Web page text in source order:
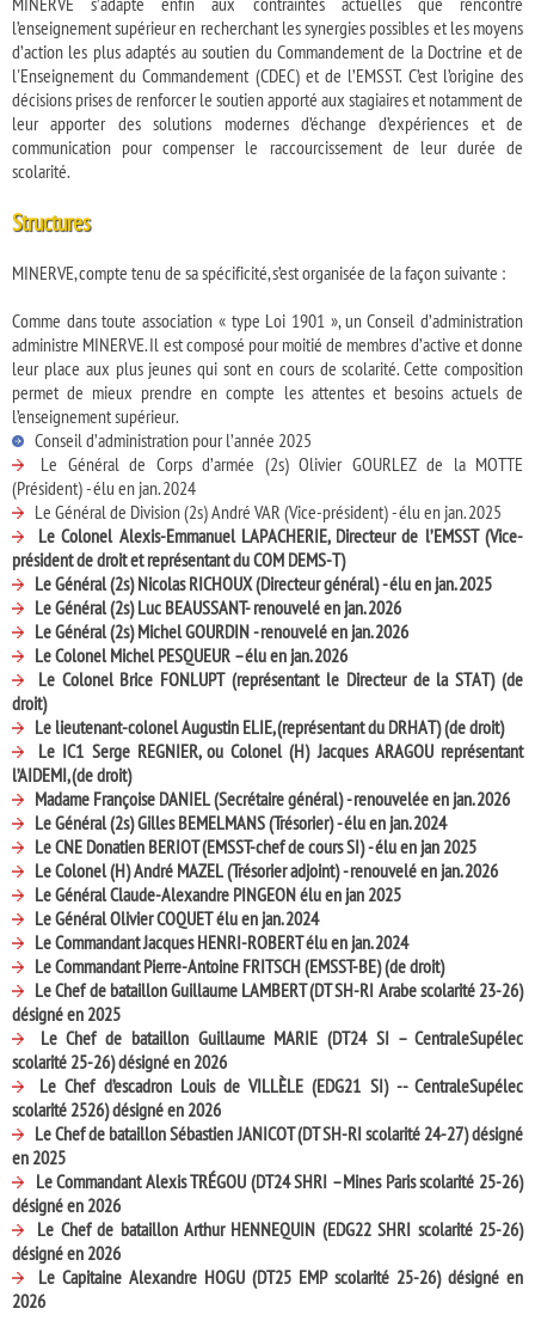
l’enseignement supérieur en recherchant les synergies possibles et les moyens
d’action les plus adaptés au soutien du Commandement de la Doctrine et de
l'Enseignement du Commandement (CDEC) et de l’EMSST. C’est l’origine des
décisions prises de renforcer le soutien apporté aux stagiaires et notamment de
leur apporter des solutions modernes d’échange d’expériences et de
communication pour compenser le raccourcissement de leur durée de
scolarité.
Structures
MINERVE, compte tenu de sa spécificité, s’est organisée de la façon suivante :
Comme dans toute association « type Loi 1901 », un Conseil d’administration
administre MINERVE. Il est composé pour moitié de membres d’active et donne
leur place aux plus jeunes qui sont en cours de scolarité. Cette composition
permet de mieux prendre en compte les attentes et besoins actuels de
l’enseignement supérieur.
Conseil d’administration pour l’année 2025
Le Général de Corps d’armée (2s) Olivier GOURLEZ de la MOTTE
(Président) - élu en jan. 2024
Le Général de Division (2s) André VAR (Vice-président) - élu en jan. 2025
Le Colonel Alexis-Emmanuel LAPACHERIE, Directeur de l’EMSST (Vice-
président de droit et représentant du COM DEMS-T)
Le Général (2s) Nicolas RICHOUX (Directeur général) - élu en jan. 2025
Le Général (2s) Luc BEAUSSANT- renouvelé en jan. 2026
Le Général (2s) Michel GOURDIN - renouvelé en jan. 2026
Le Colonel Michel PESQUEUR – élu en jan. 2026
Le Colonel Brice FONLUPT (représentant le Directeur de la STAT) (de
droit)
Le lieutenant-colonel Augustin ELIE, (représentant du DRHAT) (de droit)
Le IC1 Serge REGNIER, ou Colonel (H) Jacques ARAGOU représentant
l’AIDEMI, (de droit)
Madame Françoise DANIEL (Secrétaire général) - renouvelée en jan. 2026
Le Général (2s) Gilles BEMELMANS (Trésorier) - élu en jan. 2024
Le CNE Donatien BERIOT (EMSST-chef de cours SI) - élu en jan 2025
Le Colonel (H) André MAZEL (Trésorier adjoint) - renouvelé en jan. 2026
Le Général Claude-Alexandre PINGEON élu en jan 2025
Le Général Olivier COQUET élu en jan. 2024
Le Commandant Jacques HENRI-ROBERT élu en jan. 2024
Le Commandant Pierre-Antoine FRITSCH (EMSST-BE) (de droit)
Le Chef de bataillon Guillaume LAMBERT (DT SH-RI Arabe scolarité 23-26)
désigné en 2025
Le Chef de bataillon Guillaume MARIE (DT24 SI – CentraleSupélec
scolarité 25-26) désigné en 2026
Le Chef d’escadron Louis de VILLÈLE (EDG21 SI) -- CentraleSupélec
scolarité 2526) désigné en 2026
Le Chef de bataillon Sébastien JANICOT (DT SH-RI scolarité 24-27) désigné
en 2025
Le Commandant Alexis TRÉGOU (DT24 SHRI – Mines Paris scolarité 25-26)
désigné en 2026
Le Chef de bataillon Arthur HENNEQUIN (EDG22 SHRI scolarité 25-26)
désigné en 2026
Le Capitaine Alexandre HOGU (DT25 EMP scolarité 25-26) désigné en
2026